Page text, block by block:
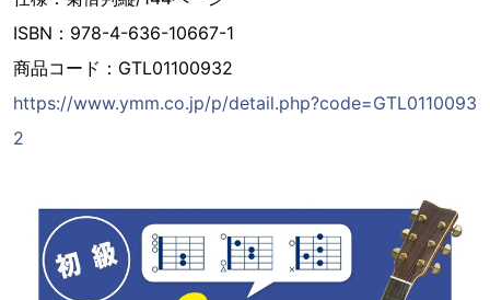
ISBN：978-4-636-10667-1
商品コード：GTL01100932
https://www.ymm.co.jp/p/detail.php?code=GTL0110093
2